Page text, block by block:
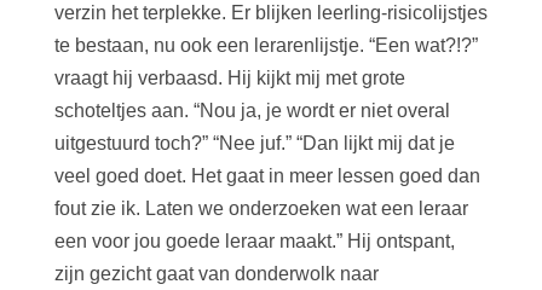
verzin het terplekke. Er blijken leerling-risicolijstjes
te bestaan, nu ook een lerarenlijstje. “Een wat?!?”
vraagt hij verbaasd. Hij kijkt mij met grote
schoteltjes aan. “Nou ja, je wordt er niet overal
uitgestuurd toch?” “Nee juf.” “Dan lijkt mij dat je
veel goed doet. Het gaat in meer lessen goed dan
fout zie ik. Laten we onderzoeken wat een leraar
een voor jou goede leraar maakt.” Hij ontspant,
zijn gezicht gaat van donderwolk naar